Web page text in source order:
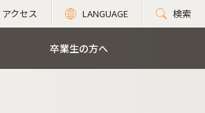
アクセス LANGUAGE 検索
卒業生の方へ